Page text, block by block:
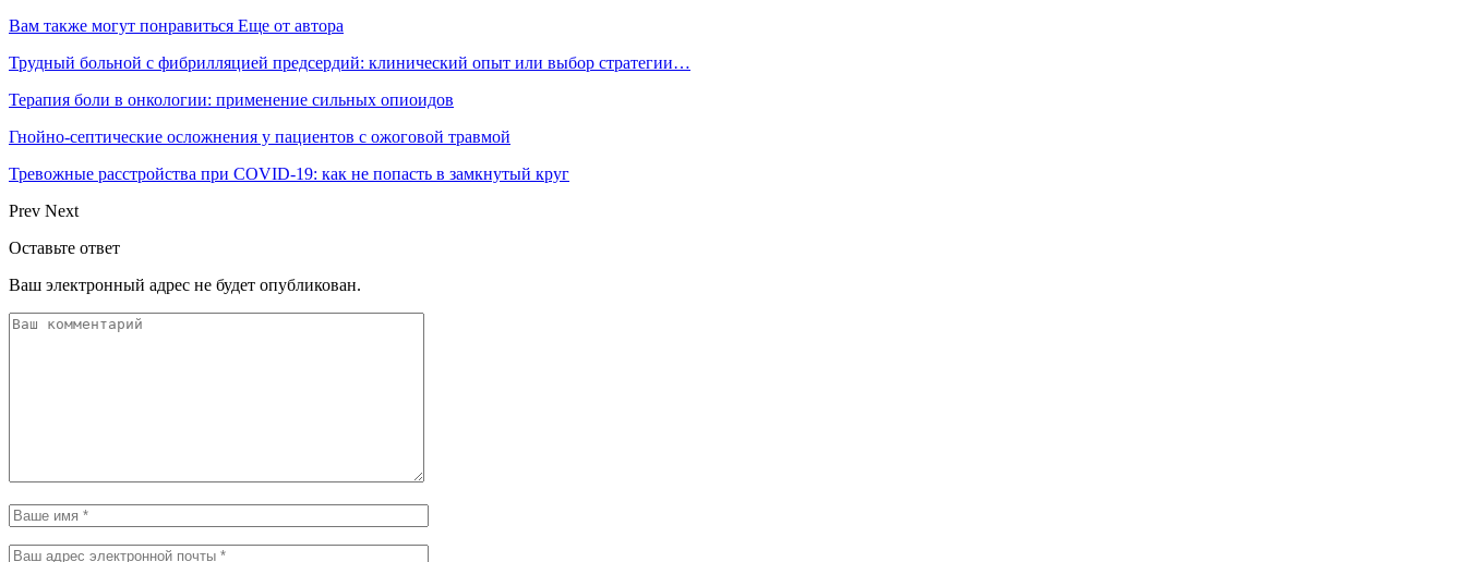
Вам также могут понравиться Еще от автора
Трудный больной с фибрилляцией предсердий: клинический опыт или выбор стратегии…
Терапия боли в онкологии: применение сильных опиоидов
Гнойно-септические осложнения у пациентов с ожоговой травмой
Тревожные расстройства при COVID-19: как не попасть в замкнутый круг
Prev Next
Оставьте ответ
Ваш электронный адрес не будет опубликован.